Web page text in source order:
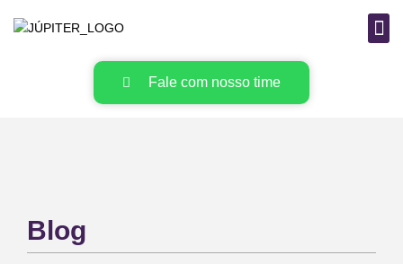
Fale com nosso time
Blog